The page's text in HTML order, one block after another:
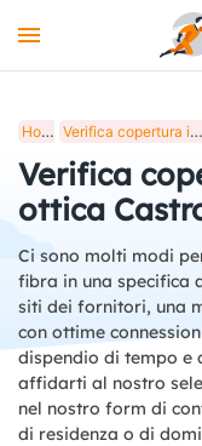
MOBILE
LUCE E GAS
STREAMING
STRUMENTI
BLOG
Home Verifica copertura internet fibra ottica in Italia
Verifica
ottica
Ci sono molti modi
fibra in una specifica
siti dei fornitori, una
con ottime
dispendio di tempo e
affidarti al nostro
nel nostro form di
di residenza o di